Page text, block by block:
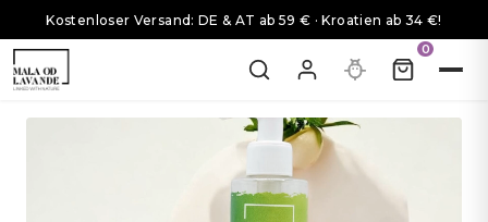
Kostenloser Versand: DE & AT ab 59 € · Kroatien ab 34 €!
0